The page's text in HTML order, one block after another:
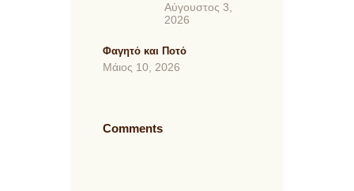
Αύγουστος 3,
2026
Φαγητό και Ποτό
Μάιος 10, 2026
Comments